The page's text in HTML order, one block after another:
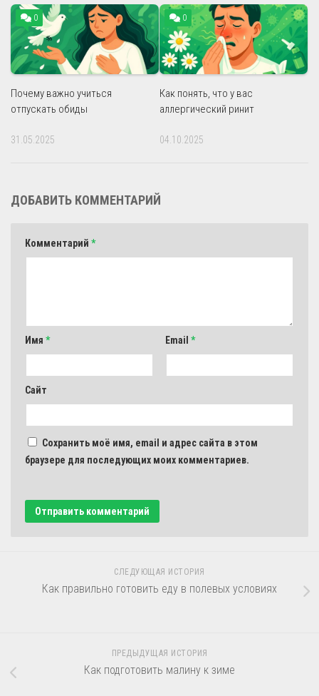
0
Почему важно учиться
отпускать обиды
31.05.2025
0
Как понять, что у вас
аллергический ринит
04.10.2025
ДОБАВИТЬ КОММЕНТАРИЙ
Комментарий *
Имя * Email *
Сайт
Сохранить моё имя, email и адрес сайта в этом
браузере для последующих моих комментариев.
СЛЕДУЮЩАЯ ИСТОРИЯ
Как правильно готовить еду в полевых условиях
ПРЕДЫДУЩАЯ ИСТОРИЯ
Как подготовить малину к зиме